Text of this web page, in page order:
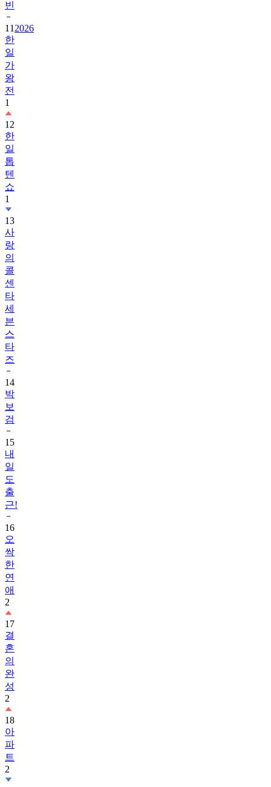
11
한
일
가
왕
전
1
12
한
일
톱
텐
쇼
1
13
사
랑
의
콜
센
타
세
븐
스
타
즈
14
박
보
검
15
내
일
도
출
근!
16
오
싹
한
연
애
2
17
결
혼
의
완
성
2
18
아
파
트
2
19
트